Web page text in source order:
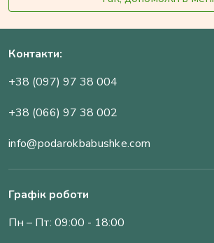
Контакти:
+38 (097) 97 38 004
+38 (066) 97 38 002
info@podarokbabushke.com
Графік роботи
Пн – Пт: 09:00 - 18:00